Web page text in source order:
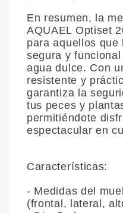
En resumen, la
AQUAEL Optiset
para aquellos que
segura y
agua dulce. Con
resistente y
garantiza la
tus peces y
permitiéndote
espectacular en
Características:
- Medidas del
(frontal, lateral,